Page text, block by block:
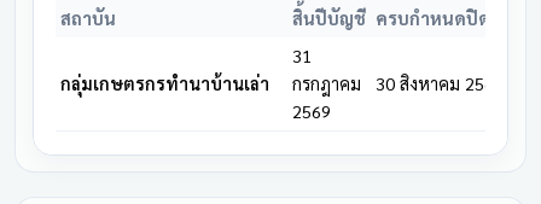
แดง
มีนาคม
2569
ประชุมแ
31
มีนาคม
28 สิงหาคม
31
สถาบัน สิ้นปีบัญชี ครบกำหนดปิดบัญชี
กลุ่มเกษตรกรทำนาบ้านเล่า
31
กรกฎาคม
2569
30 สิงหาคม 2569